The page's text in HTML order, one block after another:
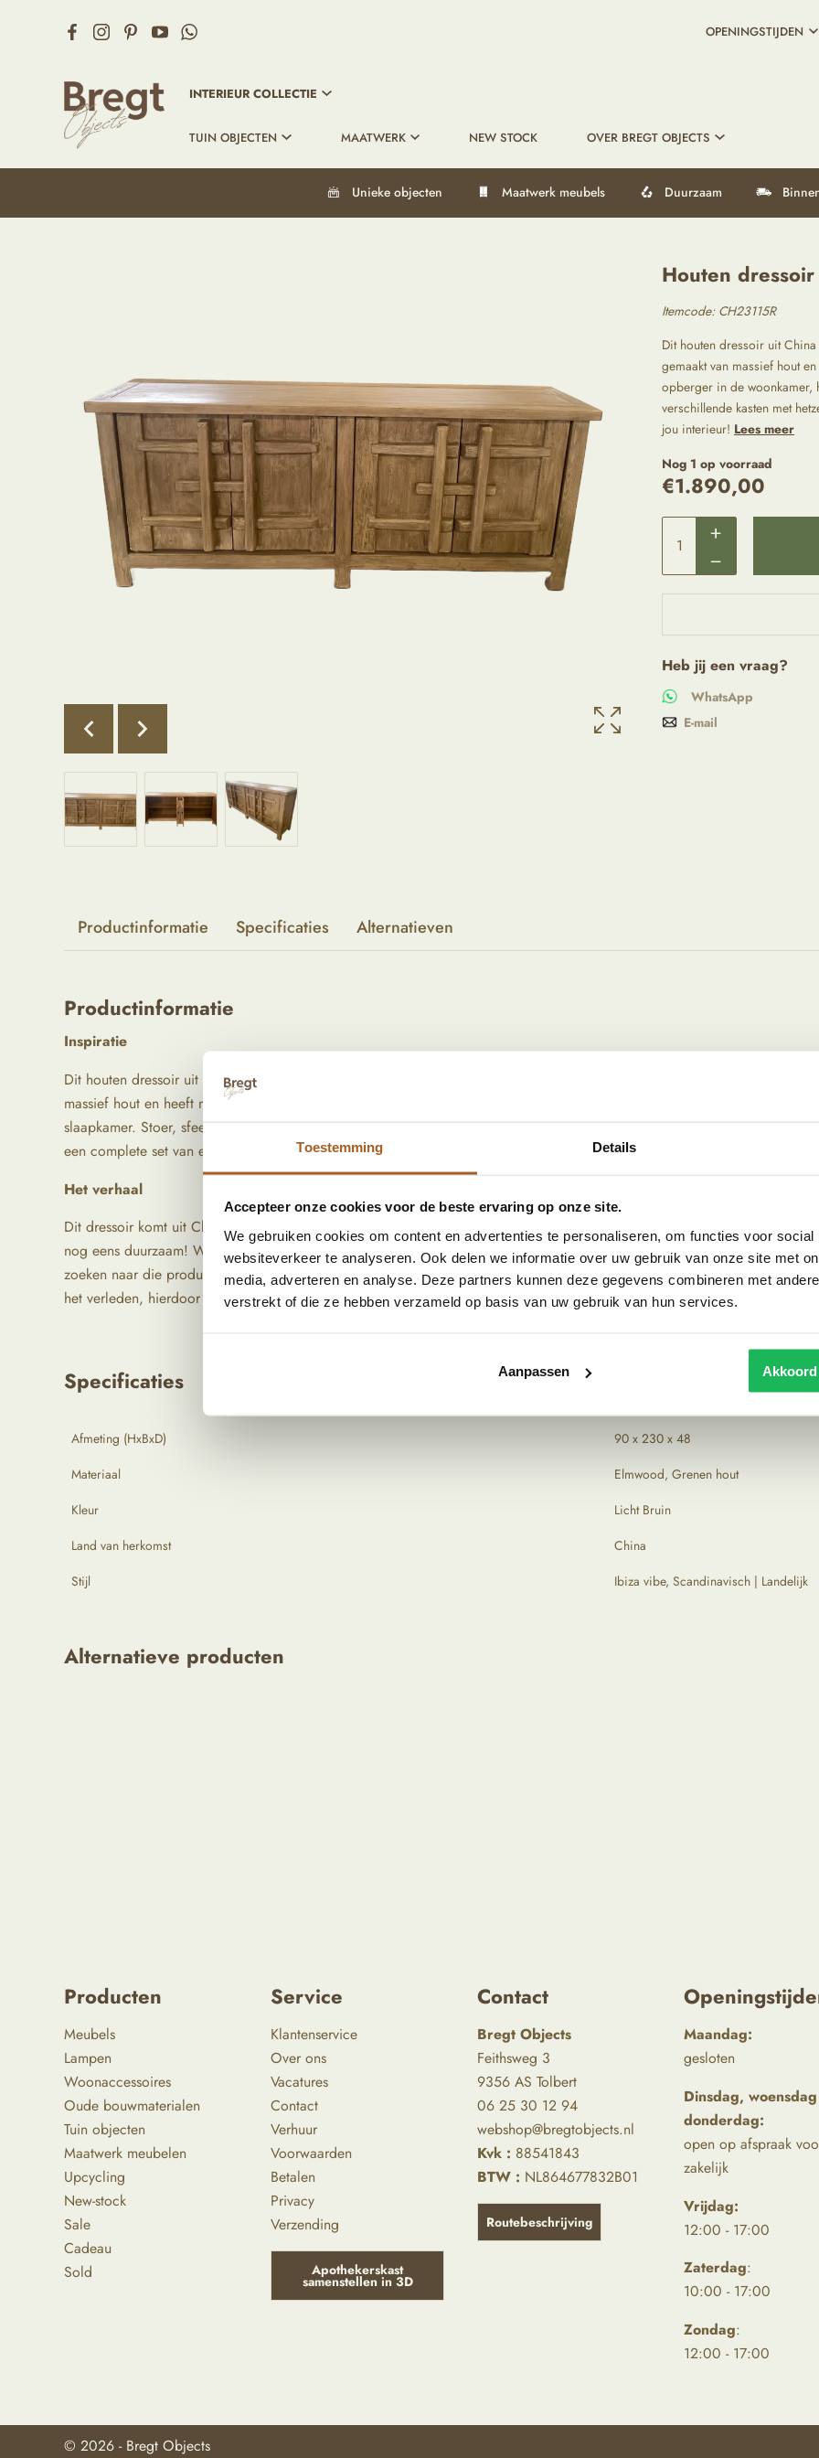
Toestemming Details
Accepteer onze cookies voor de beste ervaring op onze site.
We gebruiken cookies om content en advertenties te personaliseren, om functies voor
websiteverkeer te analyseren. Ook delen we informatie over uw gebruik van onze site met
media, adverteren en analyse. Deze partners kunnen deze gegevens combineren met
verstrekt of die ze hebben verzameld op basis van uw gebruik van hun services.
Aanpassen Akkoord
OPENINGSTIJDEN
INTERIEUR COLLECTIE
TUIN OBJECTEN MAATWERK NEW STOCK OVER BREGT OBJECTS
Unieke objecten Maatwerk meubels Duurzaam
Houten
Itemcode: CH23115R
Dit houten dressoir uit
gemaakt van massief hout
opberger in de woonkamer,
verschillende kasten met
jou interieur! Lees meer
Nog 1 op voorraad
€1.890,00
Heb jij een vraag?
WhatsApp
E-mail
Productinformatie Specificaties Alternatieven
Productinformatie
Inspiratie
Dit houten dressoir uit China is een echte blikvanger voor in jouw interieur! Het dressoir is gemaakt van
massief hout en heeft mooi afgewerkte details aan de voorkant. Ideaal als opberger in de woonkamer, hal of
slaapkamer. Stoer, sfeervol en met karakter. Wij hebben verschillende kasten met hetzelfde design. Maak er
een complete set van en stel ze samen in jou interieur!
Het verhaal
Dit dressoir komt uit China. Deze is gemaakt van hergebruikt elmwood en grenen hout, hierdoor is hij ook
nog eens duurzaam! We reizen zelf langs bijzondere locaties om de mooiste items op te speuren. Tijdens het
zoeken naar die producten letten we vooral op kwaliteit en oorsprong. De producten komen rechtstreeks uit
het verleden, hierdoor zijn ze uniek en hebben ze een prachtig geleefd uiterlijk.
Specificaties
Afmeting (HxBxD)
90 x 230 x 48
Materiaal
Elmwood, Grenen hout
Kleur
Licht Bruin
Land van herkomst
China
Stijl
Ibiza vibe, Scandinavisch | Landelijk
Alternatieve producten
Producten
Meubels
Lampen
Woonaccessoires
Oude bouwmaterialen
Tuin objecten
Maatwerk meubelen
Upcycling
New-stock
Sale
Cadeau
Sold
Service
Klantenservice
Over ons
Vacatures
Contact
Verhuur
Voorwaarden
Betalen
Privacy
Verzending
Apothekerskast
samenstellen in 3D
Contact
Bregt Objects
Feithsweg 3
9356 AS Tolbert
06 25 30 12 94
webshop@bregtobjects.nl
Kvk : 88541843
BTW : NL864677832B01
Routebeschrijving
Maandag:
gesloten
Dinsdag,
donderdag:
open op afspraak
zakelijk
Vrijdag:
12:00 - 17:00
Zaterdag:
10:00 - 17:00
Zondag:
12:00 - 17:00
© 2026 - Bregt Objects